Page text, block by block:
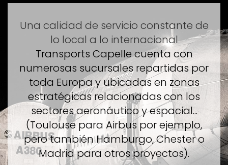
Una calidad de servicio constante de
lo local a lo internacional
Transports Capelle cuenta con
numerosas sucursales repartidas por
toda Europa y ubicadas en zonas
estratégicas relacionadas con los
sectores aeronáutico y espacial...
(Toulouse para Airbus por ejemplo,
pero también Hamburgo, Chester o
Madrid para otros proyectos).